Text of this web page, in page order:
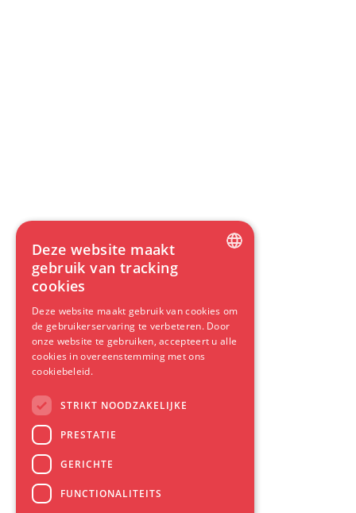
ENGLISH
GERMAN
SPANISH
Deze website maakt
gebruik van tracking
cookies
Deze website maakt gebruik van cookies om
de gebruikerservaring te verbeteren. Door
onze website te gebruiken, accepteert u alle
cookies in overeenstemming met ons
cookiebeleid.
STRIKT NOODZAKELIJKE
PRESTATIE
GERICHTE
FUNCTIONALITEITS